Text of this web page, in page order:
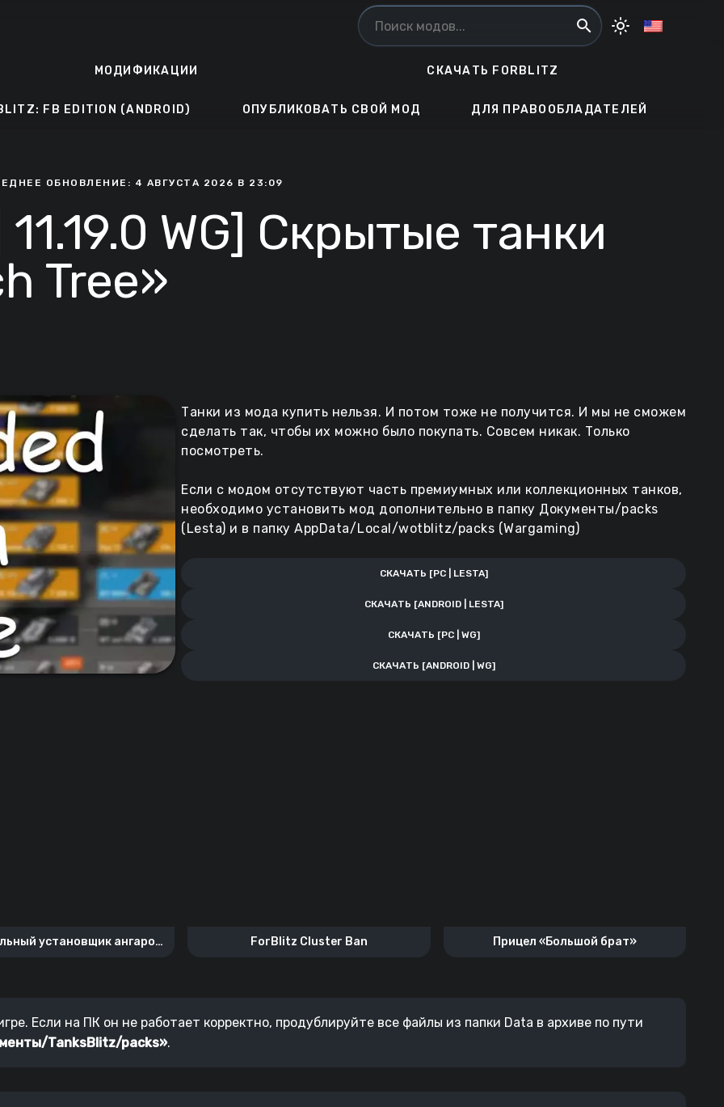
search light_mode
МОДИФИКАЦИИ СКАЧАТЬ FORBLITZ
FB EDITION (ANDROID) ОПУБЛИКОВАТЬ СВОЙ МОД ДЛЯ ПРАВООБЛАДАТЕЛЕЙ
ОБНОВЛЕНИЕ: 4 АВГУСТА 2026 В 23:09
WG] Скрытые танки
Tree»
Танки из мода купить нельзя. И потом тоже не получится. И мы не сможем
сделать так, чтобы их можно было покупать. Совсем никак. Только
посмотреть.
Если с модом отсутствуют часть премиумных или коллекционных танков,
необходимо установить мод дополнительно в папку Документы/packs
(Lesta) и в папку AppData/Local/wotblitz/packs (Wargaming)
СКАЧАТЬ [PC | LESTA]
СКАЧАТЬ [ANDROID | LESTA]
СКАЧАТЬ [PC | WG]
СКАЧАТЬ [ANDROID | WG]
установщик ангаров
ForBlitz Cluster Ban Прицел «Большой брат»
Если на ПК он не работает корректно, продублируйте все файлы из папки Data в архиве по пути
TanksBlitz/packs».